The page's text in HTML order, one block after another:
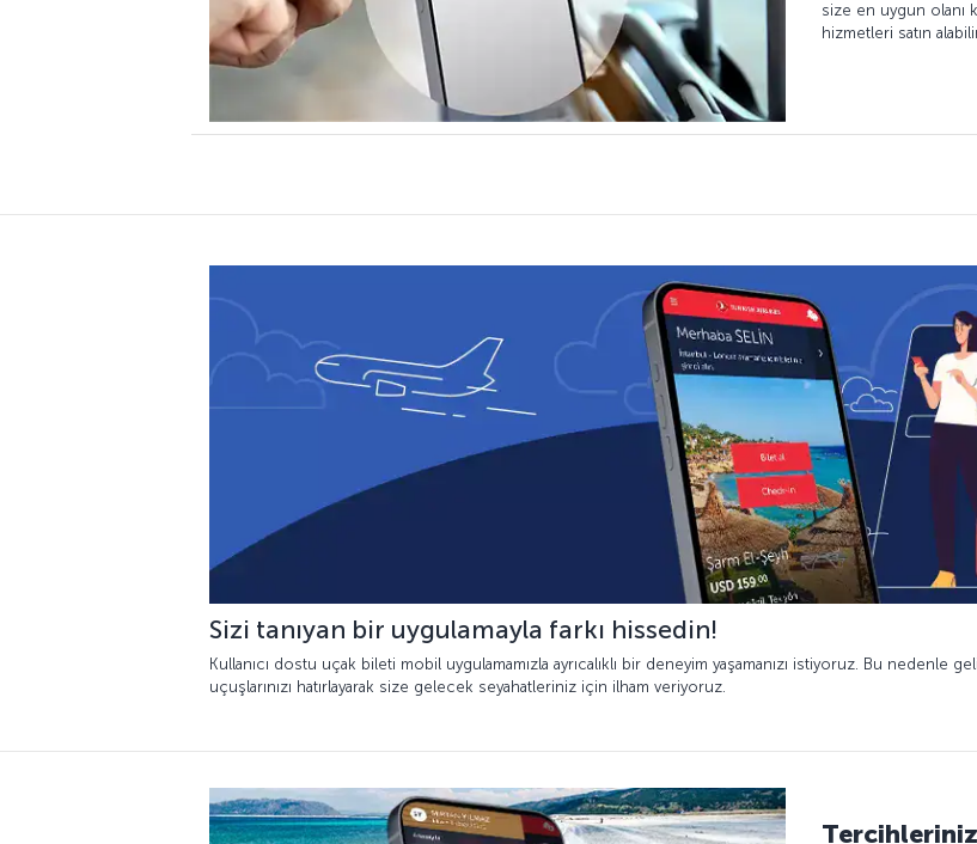
size en uygun olanı
hizmetleri satın
Sizi tanıyan bir uygulamayla farkı hissedin!
Kullanıcı dostu uçak bileti mobil uygulamamızla ayrıcalıklı bir deneyim yaşamanızı istiyoruz. Bu
uçuşlarınızı hatırlayarak size gelecek seyahatleriniz için ilham veriyoruz.